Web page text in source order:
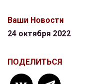
Ваши Новости
24 октября 2022
ПОДЕЛИТЬСЯ